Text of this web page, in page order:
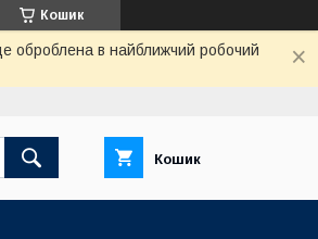
Кошик
оброблена в найближчий робочий
Кошик